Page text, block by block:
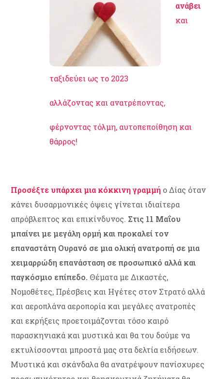
ανάβει
και
ταξιδεύει ως το 2023
αλλάζοντας και ανατρέποντας,
φέρνοντας τόλμη, αυτοπεποίθηση και
θάρρος!
Προσέξτε υπάρχει μια κόκκινη γραμμή ο Δίας όταν
κάνει δυσαρμονικές όψεις γίνεται ιδιαίτερα
απρόβλεπτος και επικίνδυνος. Στις 11 Μαΐου
μπαίνει με μεγάλη ορμή και προκαλεί τον
επαναστάτη Ουρανό σε μια ολική ανατροπή σε μια
χειμαρρώδη επανάσταση σε προσωπικό αλλά και
παγκόσμιο επίπεδο. Θέματα με Δικαστές,
Νομοθέτες, Πρέσβεις και Ηγέτες στον Στρατό αλλά
και αεροπλάνα αεροπορία και μεγάλες ανατροπές
και εκρήξεις προετοιμάζονται τόσο καιρό
παρασκηνιακά και μυστικά και θα του δούμε να
εκτυλίσσονται μπροστά μας στα δελτία ειδήσεων.
Μυστικά και σκάνδαλα θα ανατρέψουν πανίσχυρες